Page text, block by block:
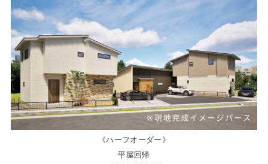
《ハーフオーダー》
平屋回帰